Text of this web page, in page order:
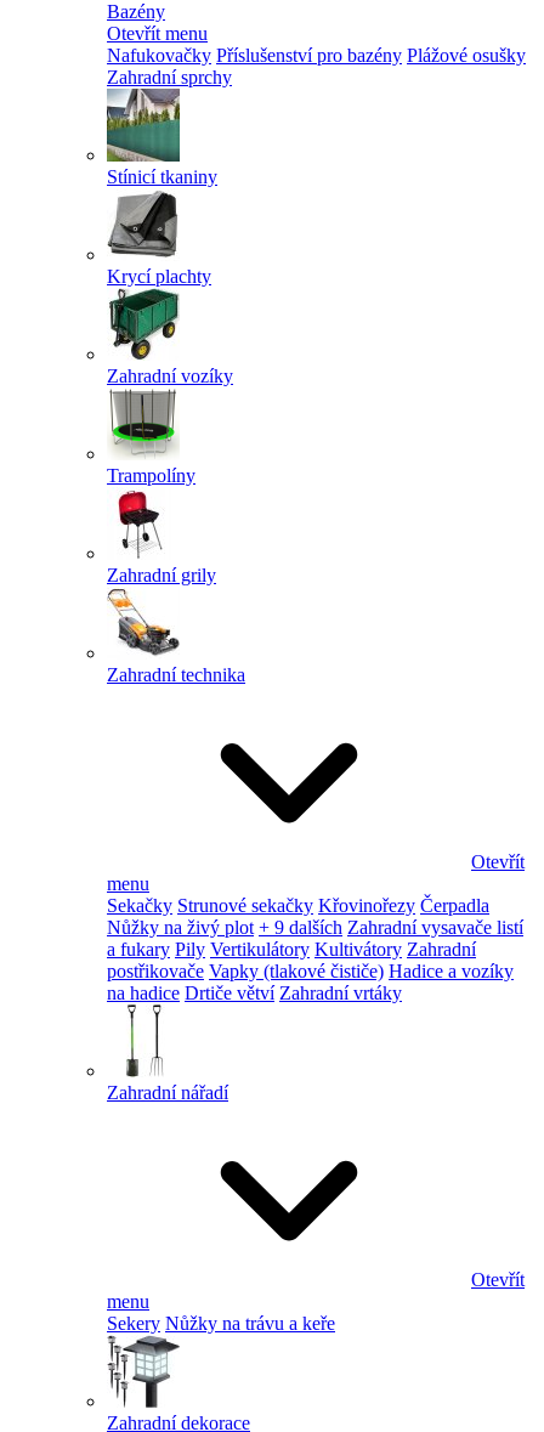
Bazény
Otevřít menu
Nafukovačky Příslušenství pro bazény Plážové osušky
Zahradní sprchy
Stínicí tkaniny
Krycí plachty
Zahradní vozíky
Trampolíny
Zahradní grily
Zahradní technika
Otevřít
menu
Sekačky Strunové sekačky Křovinořezy Čerpadla
Nůžky na živý plot + 9 dalších Zahradní vysavače listí
a fukary Pily Vertikulátory Kultivátory Zahradní
postřikovače Vapky (tlakové čističe) Hadice a vozíky
na hadice Drtiče větví Zahradní vrtáky
Zahradní nářadí
Otevřít
menu
Sekery Nůžky na trávu a keře
Zahradní dekorace